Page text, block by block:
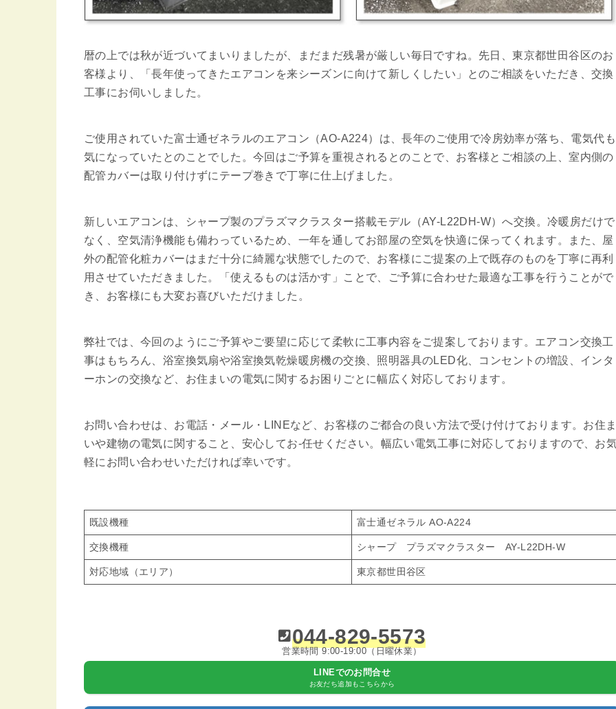
暦の上では秋が近づいてまいりましたが、まだまだ残暑が厳しい毎日ですね。先日、東京都世田谷区のお
客様より、「長年使ってきたエアコンを来シーズンに向けて新しくしたい」とのご相談をいただき、交換
工事にお伺いしました。
ご使用されていた富士通ゼネラルのエアコン（AO-A224）は、長年のご使用で冷房効率が落ち、電気代も
気になっていたとのことでした。今回はご予算を重視されるとのことで、お客様とご相談の上、室内側の
配管カバーは取り付けずにテープ巻きで丁寧に仕上げました。
新しいエアコンは、シャープ製のプラズマクラスター搭載モデル（AY-L22DH-W）へ交換。冷暖房だけで
なく、空気清浄機能も備わっているため、一年を通してお部屋の空気を快適に保ってくれます。また、屋
外の配管化粧カバーはまだ十分に綺麗な状態でしたので、お客様にご提案の上で既存のものを丁寧に再利
用させていただきました。「使えるものは活かす」ことで、ご予算に合わせた最適な工事を行うことがで
き、お客様にも大変お喜びいただけました。
弊社では、今回のようにご予算やご要望に応じて柔軟に工事内容をご提案しております。エアコン交換工
事はもちろん、浴室換気扇や浴室換気乾燥暖房機の交換、照明器具のLED化、コンセントの増設、インタ
ーホンの交換など、お住まいの電気に関するお困りごとに幅広く対応しております。
お問い合わせは、お電話・メール・LINEなど、お客様のご都合の良い方法で受け付けております。お住
いや建物の電気に関すること、安心してお-任せください。幅広い電気工事に対応しておりますので、お
軽にお問い合わせいただければ幸いです。
既設機種 富士通ゼネラル AO-A224
交換機種 シャープ プラズマクラスター AY-L22DH-W
対応地域（エリア） 東京都世田谷区
044-829-5573
営業時間 9:00-19:00（日曜休業）
LINEでのお問合せ
お友だち追加もこちらから